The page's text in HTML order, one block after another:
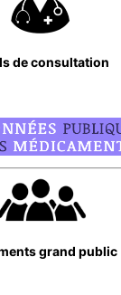
de consultation
grand public